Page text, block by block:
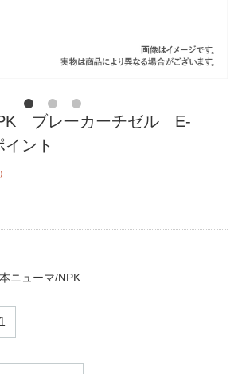
ブレーカーチゼル E-
ント
ニューマ/NPK